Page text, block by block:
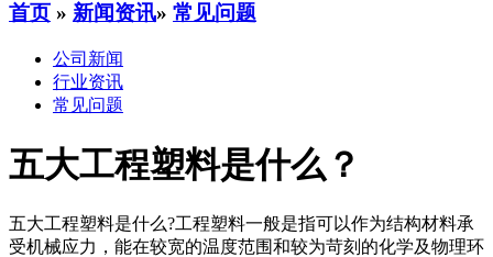
首页 » 新闻资讯» 常见问题
公司新闻
行业资讯
常见问题
五大工程塑料是什么？
五大工程塑料是什么?工程塑料一般是指可以作为结构材料承
受机械应力，能在较宽的温度范围和较为苛刻的化学及物理环